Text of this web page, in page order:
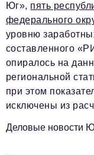
Отдел рекламы
reklama@business-
Отдел
podpiska@business-
Отдел по работе с
partner@business-
Юг», пять
федерального
уровню
составленного
опиралось на
региональной
при этом
исключены из
Деловые новости